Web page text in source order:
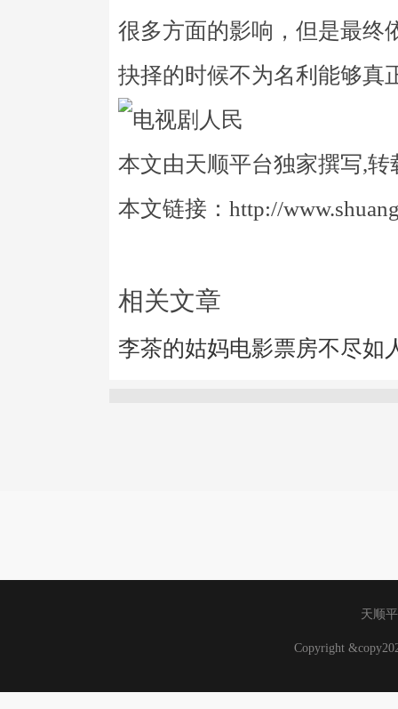
很多方面的影响，但是最终
抉择的时候不为名利能够真
本文由天顺平台独家撰写,转
本文链接：http://
相关文章
李茶的姑妈电影票房不尽如
天顺
Copyright